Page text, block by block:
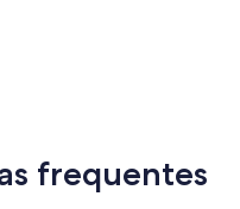
frequentes